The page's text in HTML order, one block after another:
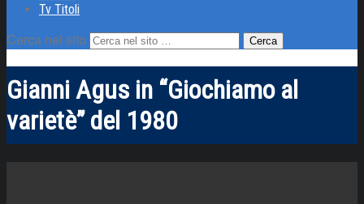
Tv Titoli
Cerca nel sito
Gianni Agus in “Giochiamo al
varietè” del 1980